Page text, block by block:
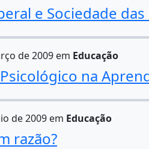
e Sociedade
de 2009 em Educação
na
de 2009 em Educação
razão?